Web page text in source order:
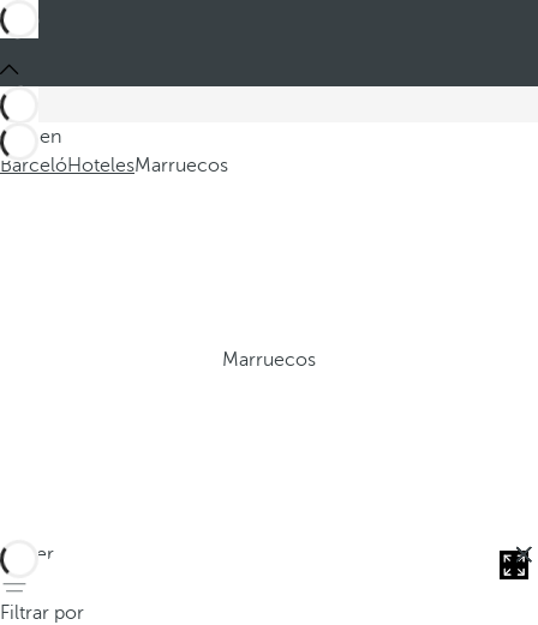
Está en
BarcelóHotelesMarruecos
Marruecos
volver
Filtrar por